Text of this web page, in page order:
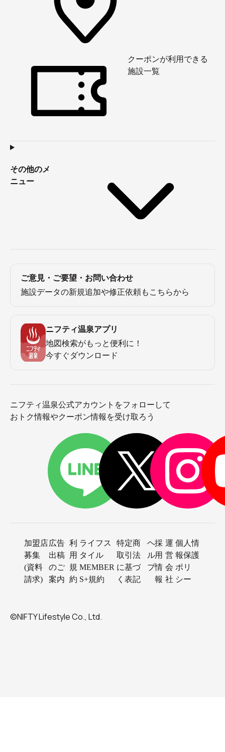
クーポンが利用できる
施設一覧
その他のメ
ニュー
ご意見・ご要望・お問い合わせ
施設データの新規追加や修正依頼もこちらから
ニフティ温泉アプリ
地図検索がもっと便利に！
今すぐダウンロード
ニフティ温泉公式アカウントをフォローして
おトク情報やクーポン情報を受け取ろう
加盟店
募集
(資料
請求)
広告
出稿
のご
案内
利
用
規
約
ライフス
タイル
MEMBER
S+規約
特定商
取引法
に基づ
く表記
ヘ
ル
プ
採
用
情
報
運
営
会
社
個人情
報保護
ポリ
シー
©NIFTY Lifestyle Co., Ltd.